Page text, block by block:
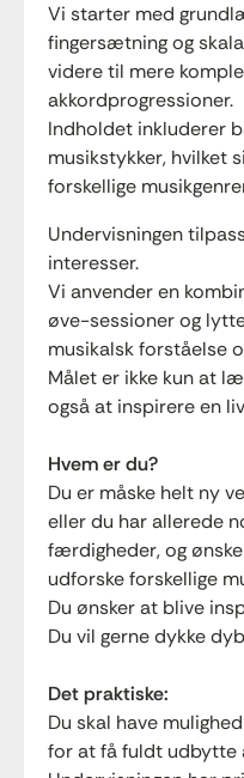
Vi starter med
fingersætning og
videre til mere
akkordprogressioner.
Indholdet inkluderer
musikstykker, hvilket
forskellige
Undervisningen
interesser.
Vi anvender en
øve-sessioner og
musikalsk forståelse
Målet er ikke kun at
også at inspirere en
Hvem er du?
Du er måske helt ny
eller du har allerede
færdigheder, og
udforske forskellige
Du ønsker at blive
Du vil gerne dykke
Det praktiske:
Du skal have
for at få fuldt udbytte